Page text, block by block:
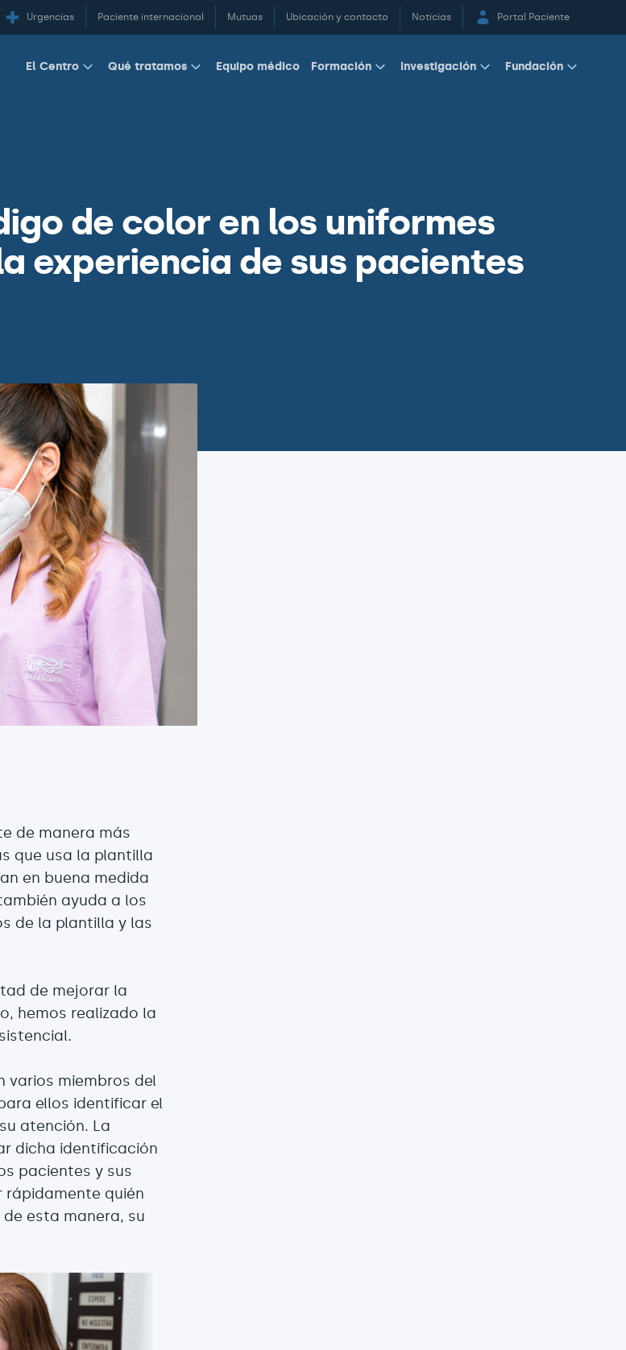
Urgencias Paciente internacional Mutuas Ubicación y contacto Noticias Portal Paciente
El Centro Qué tratamos Equipo médico Formación Investigación Fundación
de color en los uniformes
experiencia de sus pacientes
de manera más
que usa la plantilla
en buena medida
ayuda a los
de la plantilla y las
de mejorar la
hemos realizado la
varios miembros del
ellos identificar el
atención. La
dicha identificación
pacientes y sus
rápidamente quién
esta manera, su